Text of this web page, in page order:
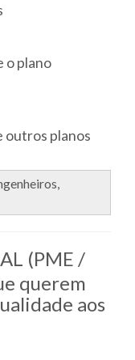
o plano
outros planos
(PME /
querem
aos